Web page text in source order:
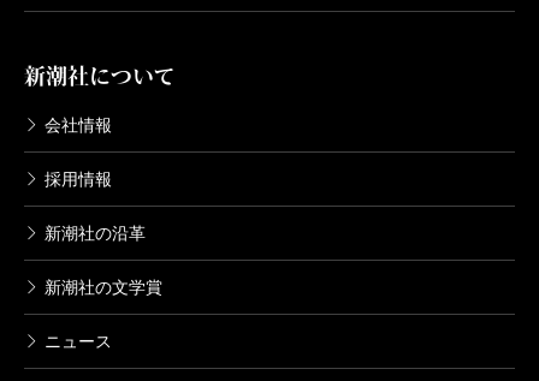
新潮社について
会社情報
採用情報
新潮社の沿革
新潮社の文学賞
ニュース